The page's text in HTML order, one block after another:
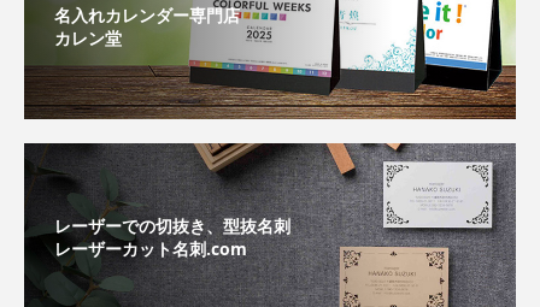
名入れカレンダー専門店
カレン堂
レーザーでの切抜き、型抜名刺
レーザーカット名刺.com